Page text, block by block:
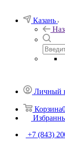
Казань
Личный
Корзина
+7 (843)